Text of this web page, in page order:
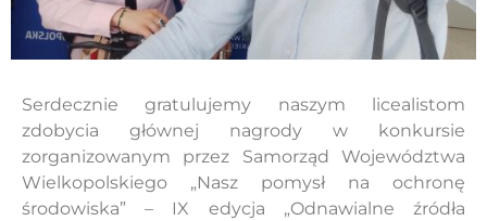
Serdecznie gratulujemy naszym licealistom
zdobycia głównej nagrody w konkursie
zorganizowanym przez Samorząd Województwa
Wielkopolskiego „Nasz pomysł na ochronę
środowiska” – IX edycja „Odnawialne źródła